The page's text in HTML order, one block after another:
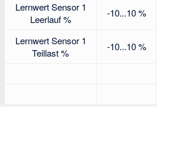
Lernwert Sensor 1
Leerlauf %
-10...10 %
Lernwert Sensor 1
Teillast %
-10...10 %